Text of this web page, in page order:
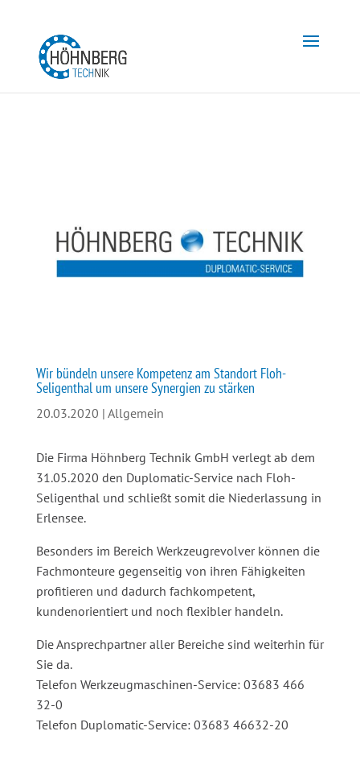
Wir bündeln unsere Kompetenz am Standort Floh-
Seligenthal um unsere Synergien zu stärken
20.03.2020 | Allgemein
Die Firma Höhnberg Technik GmbH verlegt ab dem
31.05.2020 den Duplomatic-Service nach Floh-
Seligenthal und schließt somit die Niederlassung in
Erlensee.
Besonders im Bereich Werkzeugrevolver können die
Fachmonteure gegenseitig von ihren Fähigkeiten
profitieren und dadurch fachkompetent,
kundenorientiert und noch flexibler handeln.
Die Ansprechpartner aller Bereiche sind weiterhin für
Sie da.
Telefon Werkzeugmaschinen-Service: 03683 466
32-0
Telefon Duplomatic-Service: 03683 46632-20